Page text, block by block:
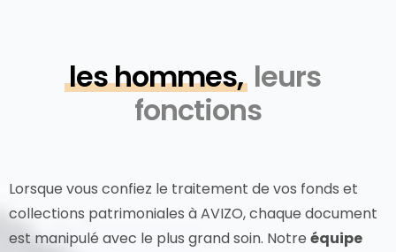
les hommes, leurs
fonctions
Lorsque vous confiez le traitement de vos fonds et
collections patrimoniales à AVIZO, chaque document
est manipulé avec le plus grand soin. Notre équipe